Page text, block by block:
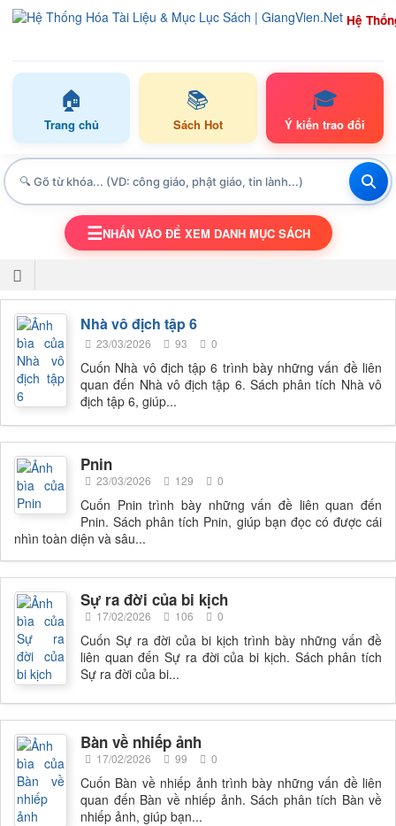
Hệ
🏠
Trang chủ
📚
Sách Hot
🎓
Ý kiến trao đổi
TOGGLE NAVIGATION
☰NHẤN VÀO ĐỂ XEM DANH MỤC SÁCH
Nhà vô địch tập 6
23/03/2026 93 0
Cuốn Nhà vô địch tập 6 trình bày những vấn đề liên
quan đến Nhà vô địch tập 6. Sách phân tích Nhà vô
địch tập 6, giúp...
Pnin
23/03/2026 129 0
Cuốn Pnin trình bày những vấn đề liên quan đến
Pnin. Sách phân tích Pnin, giúp bạn đọc có được cái
nhìn toàn diện và sâu...
Sự ra đời của bi kịch
17/02/2026 106 0
Cuốn Sự ra đời của bi kịch trình bày những vấn đề
liên quan đến Sự ra đời của bi kịch. Sách phân tích
Sự ra đời của bi...
Bàn về nhiếp ảnh
17/02/2026 99 0
Cuốn Bàn về nhiếp ảnh trình bày những vấn đề liên
quan đến Bàn về nhiếp ảnh. Sách phân tích Bàn về
nhiếp ảnh, giúp bạn...